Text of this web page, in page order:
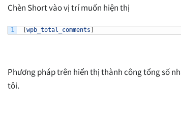
Chèn Short vào vị trí muốn hiện thị
1 wpb_total_comments
Phương pháp trên hiển thị thành công tổng số
tôi.